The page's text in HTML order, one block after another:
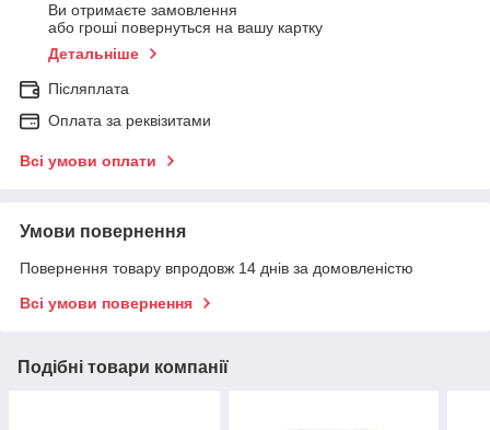
Ви отримаєте замовлення
або гроші повернуться на вашу картку
Детальніше
Післяплата
Оплата за реквізитами
Всі умови оплати
Умови повернення
Повернення товару впродовж 14 днів за домовленістю
Всі умови повернення
Подібні товари компанії